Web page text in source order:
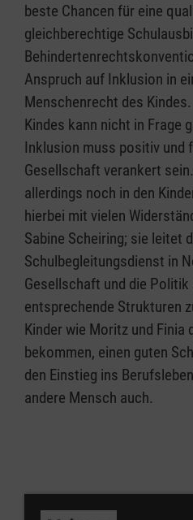
beste Chancen für eine
gleichberechtige
Anspruch auf Inklusion in
Menschenrecht des
Kindes kann nicht in Frage
Inklusion muss positiv und
Gesellschaft verankert
allerdings noch in den
hierbei mit vielen
Sabine Scheiring; sie leitet
Schulbegleitungsdienst in
Gesellschaft und die
entsprechende Strukturen
Kinder wie Moritz und Finia
bekommen, einen guten
den Einstieg ins
andere Mensch auch.